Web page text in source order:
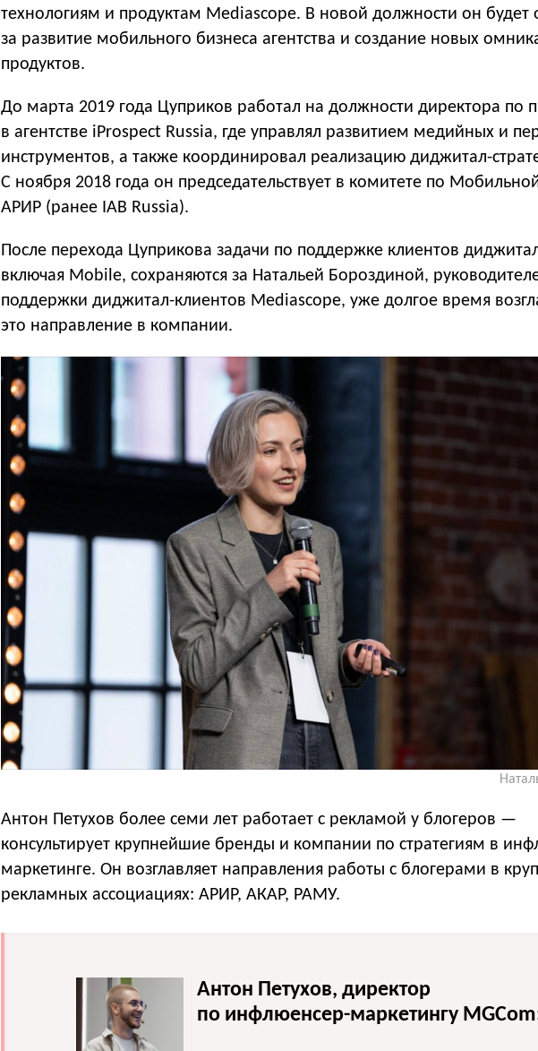
технологиям и продуктам Mediascope. В новой должности он будет
за развитие мобильного бизнеса агентства и создание новых
продуктов.
До марта 2019 года Цуприков работал на должности директора по
в агентстве iProspect Russia, где управлял развитием медийных и
инструментов, а также координировал реализацию диджитал-
С ноября 2018 года он председательствует в комитете по
АРИР (ранее IAB Russia).
После перехода Цуприкова задачи по поддержке клиентов
включая Mobile, сохраняются за Натальей Бороздиной,
поддержки диджитал-клиентов Mediascope, уже долгое время
это направление в компании.
Антон Петухов более семи лет работает с рекламой у блогеров —
консультирует крупнейшие бренды и компании по стратегиям в
маркетинге. Он возглавляет направления работы с блогерами в
рекламных ассоциациях: АРИР, АКАР, РАМУ.
Антон Петухов, директор
по инфлюенсер-маркетингу